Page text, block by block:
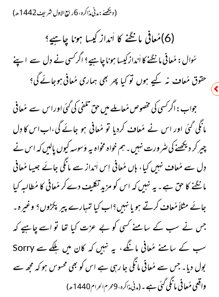
(دیکھئے: مدنی مذاکرہ، 6 ربیع الاول شریف1442ھ)
(6)مُعافی مانگنے کا اَنداز کیسا ہونا چاہیے؟
سُوال: مُعافی مانگنے کا اَنداز کیسا ہونا چاہیے؟ اگر کسی نےدِل سے اپنے
حقوق مُعاف نہ کیے ہوں تو کیا پھر بھی ہماری مُعافیہو جائے گی؟
جواب: اگر کسی کی مخصوص مُعاملے میں حق تلفی کی گئی اوراس سے مُعافی
مانگی گئی اور اس نے مُعاف کردیا تو مُعافی ہو جائےگی،اب اس کا دِل
چیر کر دیکھنے کی ضَرورت نہیں۔ہم خواہ مخواہ یہ وَسوسہ کیوں پالیں کہ اس نے
دِل سے مُعاف نہیں کیا، ہاں مُعافی اِس اَنداز سے مانگی جائے جیسا مُعافی
مانگنے کا حق ہے۔یہ نہیں کہ اس کو مزید تکلیف دےکر مُعافی کا مُطالبہ کیا
جائے مثلاً مُعاف کرتے ہو یا نہیں؟اب کیا تمہارے پیر پکڑوں؟ وغیرہ۔
جس نے سب کے سامنے کسی کو بے عزت کیا تھا تو اسےچاہیے کہ
سب کے سامنے مُعافی مانگے، یہ نہیں کہ کان میں ہلکےسےSorry
بول دیا۔ جس سے مُعافی مانگی جا رہی ہے اس کو بھی محسوس ہو کہ مجھ سے
واقِعی مُعافی مانگی گئی ہے۔(مدنی مذاکرہ، 9محرم الحرام 1440ھ)